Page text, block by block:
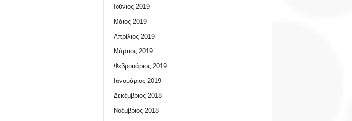
Ιούνιος 2019
Μάιος 2019
Απρίλιος 2019
Μάρτιος 2019
Φεβρουάριος 2019
Ιανουάριος 2019
Δεκέμβριος 2018
Νοέμβριος 2018